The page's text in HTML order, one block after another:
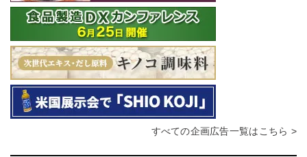
すべての企画広告一覧はこちら >